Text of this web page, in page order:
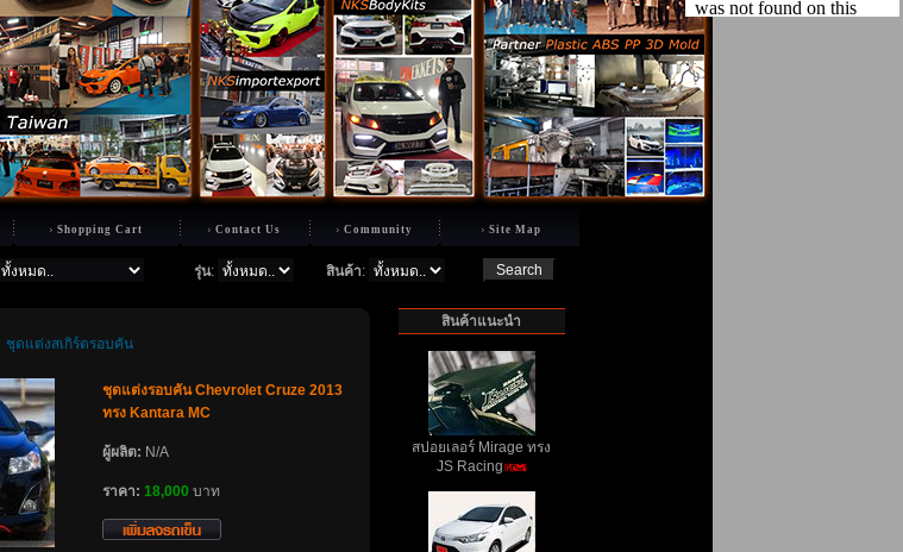
Shopping Cart Contact Us Community Site Map
รุ่น: สินค้า:
ชุดแต่งสเกิร์ตรอบคัน
ชุดแต่งรอบคัน Chevrolet Cruze 2013
ทรง Kantara MC
ผู้ผลิต: N/A
ราคา: 18,000 บาท
สินค้าแนะนำ
สปอยเลอร์ Mirage ทรง
JS Racing